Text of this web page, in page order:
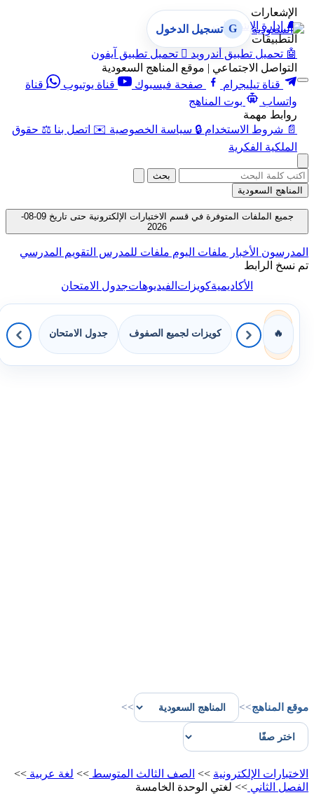
الإشعارات
🔔
إدارة الإشعارات
التطبيقات
🤖 تحميل تطبيق أندرويد  تحميل تطبيق آيفون
التواصل الاجتماعي | موقع المناهج السعودية
قناة تيليجرام
صفحة فيسبوك قناة يوتيوب
قناة
واتساب
بوت المناهج
روابط مهمة
📄 شروط الاستخدام 🔒 سياسة الخصوصية ✉️ اتصل بنا ⚖️ حقوق
الملكية الفكرية
G تسجيل الدخول
بحث
المناهج السعودية
جميع الملفات المتوفرة في قسم الاختبارات الإلكترونية حتى تاريخ 09-08-
2026
المدرسون الأخبار ملفات اليوم ملفات للمدرس التقويم المدرسي
تم نسخ الرابط
الأكاديميةكويزاتالفيديوهاتجدول الامتحان
🔥 كويزات لجميع الصفوف جدول الامتحان
موقع المناهج>>
>>
الاختبارات الإلكترونية >> الصف الثالث المتوسط >> لغة عربية >>
الفصل الثاني >> لغتي الوحدة الخامسة